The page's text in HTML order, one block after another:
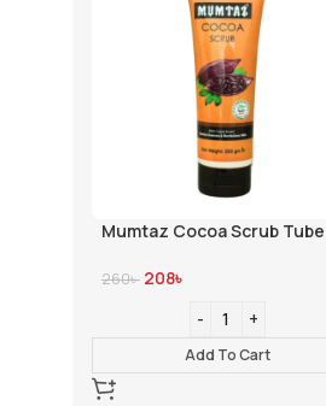
Mumtaz Cocoa Scrub Tube
260৳ 208৳
Add To Cart